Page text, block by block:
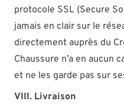
protocole SSL (Secure
jamais en clair sur le
directement auprès du
Chaussure n’a en aucun
et ne les garde pas sur
VIII. Livraison